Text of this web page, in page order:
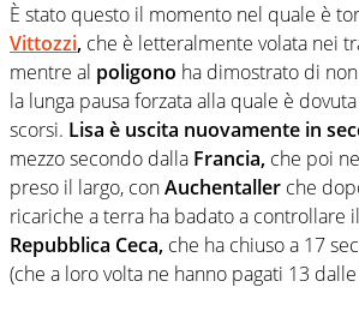
È stato questo il momento nel quale è
Vittozzi, che è letteralmente volata nei
mentre al poligono ha dimostrato di
la lunga pausa forzata alla quale è
scorsi. Lisa è uscita nuovamente in
mezzo secondo dalla Francia, che poi
preso il largo, conAuchentaller che
ricariche a terra ha badato a controllare
Repubblica Ceca, che ha chiuso a 17
(che a loro volta ne hanno pagati 13